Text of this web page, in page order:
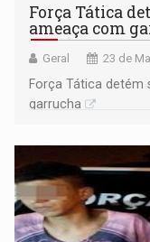
Força Tática
ameaça com
Geral 23 de
Força Tática
garrucha